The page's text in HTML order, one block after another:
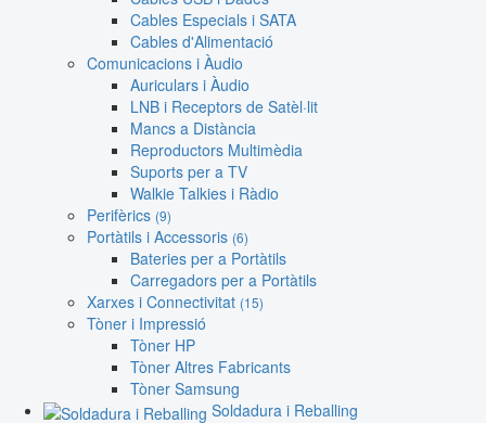
Cables Especials i SATA
Cables d'Alimentació
Comunicacions i Àudio
Auriculars i Àudio
LNB i Receptors de Satèl·lit
Mancs a Distància
Reproductors Multimèdia
Suports per a TV
Walkie Talkies i Ràdio
Perifèrics (9)
Portàtils i Accessoris (6)
Bateries per a Portàtils
Carregadors per a Portàtils
Xarxes i Connectivitat (15)
Tòner i Impressió
Tòner HP
Tòner Altres Fabricants
Tòner Samsung
Soldadura i Reballing